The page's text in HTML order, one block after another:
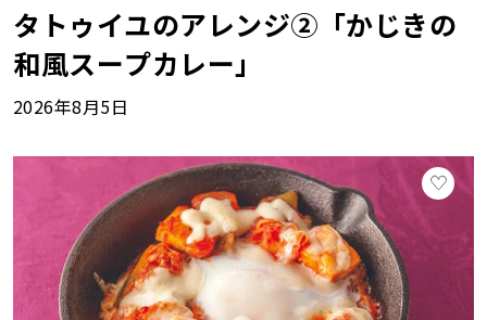
タトゥイユのアレンジ②「かじきの
和風スープカレー」
2026年8月5日